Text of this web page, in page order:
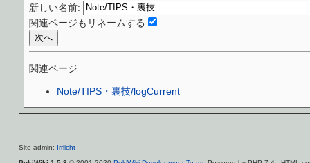
新しい名前:
関連ページもリネームする
関連ページ
Note/TIPS・裏技/logCurrent
Site admin: Irrlicht